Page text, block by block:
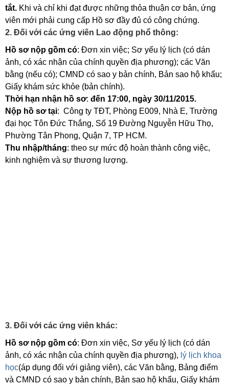
tắt. Khi và chỉ khi đạt được những thỏa thuận cơ bản, ứng
viên mới phải cung cấp Hồ sơ đầy đủ có công chứng.
2. Đối với các ứng viên Lao động phổ thông:
Hồ sơ nộp gồm có: Đơn xin việc; Sơ yếu lý lịch (có dán
ảnh, có xác nhận của chính quyền địa phương); các Văn
bằng (nếu có); CMND có sao y bản chính, Bản sao hộ khẩu;
Giấy khám sức khỏe (bản chính).
Thời hạn nhận hồ sơ: đến 17:00, ngày 30/11/2015.
Nộp hồ sơ tại: Công ty TĐT, Phòng E009, Nhà E, Trường
đại học Tôn Đức Thắng, Số 19 Đường Nguyễn Hữu Thọ,
Phường Tân Phong, Quận 7, TP HCM.
Thu nhập/tháng: theo sự mức độ hoàn thành công việc,
kinh nghiệm và sự thương lượng.
3. Đối với các ứng viên khác:
Hồ sơ nộp gồm có: Đơn xin việc, Sơ yếu lý lịch (có dán
ảnh, có xác nhận của chính quyền địa phương), lý lịch khoa
học(áp dụng đối với giảng viên), các Văn bằng, Bảng điểm
và CMND có sao y bản chính, Bản sao hộ khẩu, Giấy khám